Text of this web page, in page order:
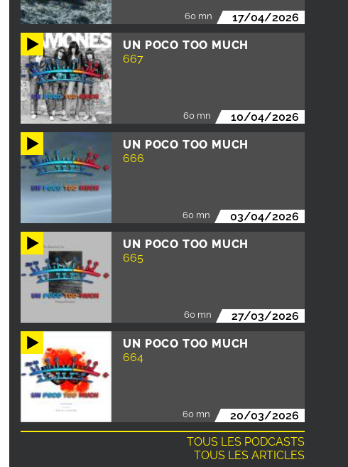
60 mn 17/04/2026
UN POCO TOO MUCH
667
60 mn 10/04/2026
UN POCO TOO MUCH
666
60 mn 03/04/2026
UN POCO TOO MUCH
665
60 mn 27/03/2026
UN POCO TOO MUCH
664
60 mn
20/03/2026
TOUS LES PODCASTS
TOUS LES ARTICLES